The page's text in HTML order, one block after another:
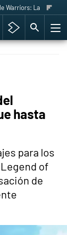
Warriors: La Era del
hasta
para los
of
de